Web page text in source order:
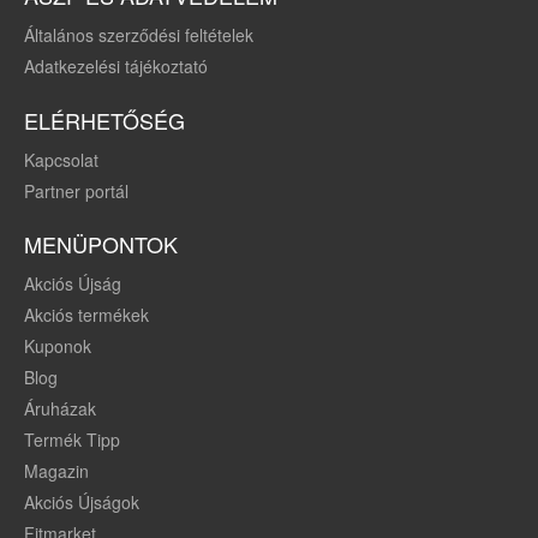
Általános szerződési feltételek
Adatkezelési tájékoztató
ELÉRHETŐSÉG
Kapcsolat
Partner portál
MENÜPONTOK
Akciós Újság
Akciós termékek
Kuponok
Blog
Áruházak
Termék Tipp
Magazin
Akciós Újságok